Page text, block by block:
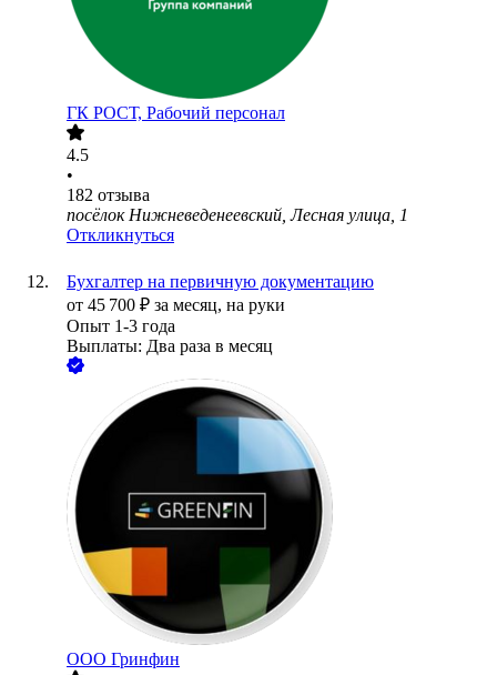
ГК РОСТ, Рабочий персонал
4.5
•
182 отзыва
посёлок Нижневеденеевский, Лесная улица, 1
Откликнуться
Бухгалтер на первичную документацию
от 45 700 ₽ за месяц, на руки
Опыт 1-3 года
Выплаты: Два раза в месяц
ООО Гринфин